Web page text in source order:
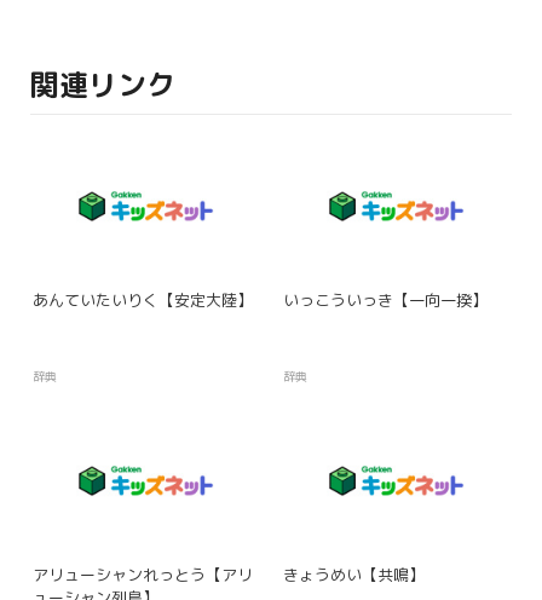
関連リンク
あんていたいりく【安定大陸】
辞典
いっこういっき【一向一揆】
辞典
アリューシャンれっとう【アリ
きょうめい【共鳴】